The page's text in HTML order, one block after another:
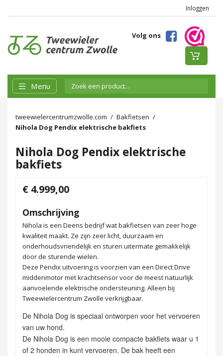
Inloggen
Volg ons
Menu
tweewielercentrumzwolle.com
Bakfietsen
Nihola Dog Pendix elektrische bakfiets
Nihola Dog Pendix elektrische
bakfiets
€ 4.999,00
Omschrijving
Nihola is een Deens bedrijf wat bakfietsen van zeer hoge
kwaliteit maakt. Ze zijn zeer licht, duurzaam en
onderhoudsvriendelijk en sturen uitermate gemakkelijk
door de sturende wielen.
Deze Pendix uitvoering is voorzien van een Direct Drive
middenmotor met krachtsensor voor de meest natuurlijk
aanvoelende elektrische ondersteuning. Alleen bij
Tweewielercentrum Zwolle verkrijgbaar.
De Nihola Dog is speciaal ontworpen voor het vervoeren
van uw hond.
De Nihola Dog is een mooie compacte bakfiets waar u 1
of 2 honden in kunt vervoeren. De bak heeft een